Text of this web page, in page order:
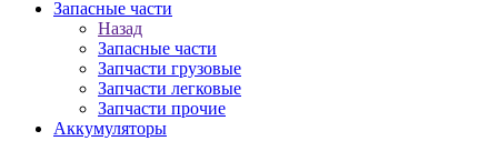
Запасные части
Назад
Запасные части
Запчасти грузовые
Запчасти легковые
Запчасти прочие
Аккумуляторы